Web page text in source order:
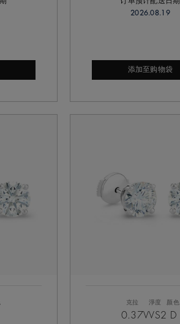
2026.08.19
添加至购物袋
克拉
0.37
淨度
VVS2
颜色
D